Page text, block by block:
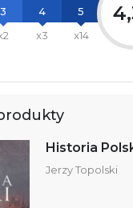
3
4
x3
5
x14
Historia
Jerzy Topolski